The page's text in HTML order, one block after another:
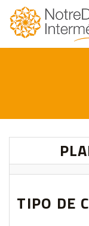
Skip
content
TIPO DE